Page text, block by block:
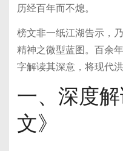
历经百年而不熄。
榜文非一纸江湖告示，
精神之微型蓝图。百余
字解读其深意，将现代
一、深度
文》